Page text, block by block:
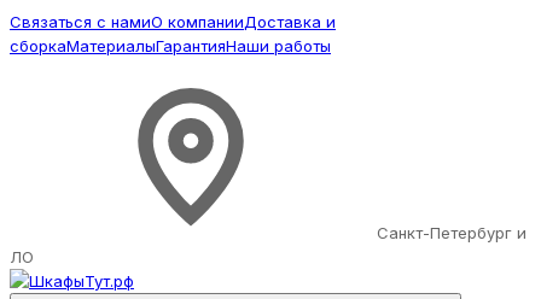
Связаться с намиО компанииДоставка и
сборкаМатериалыГарантияНаши работы
Санкт-Петербург и
ЛО